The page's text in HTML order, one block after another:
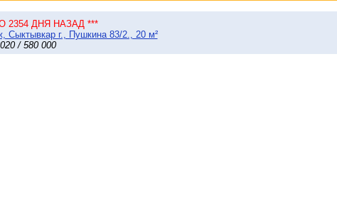
2354 ДНЯ НАЗАД ***
Сыктывкар г., Пушкина 83/2., 20 м²
/ 580 000